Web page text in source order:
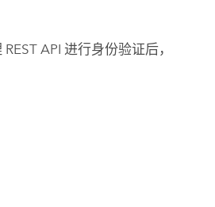
API 进行身份验证后，